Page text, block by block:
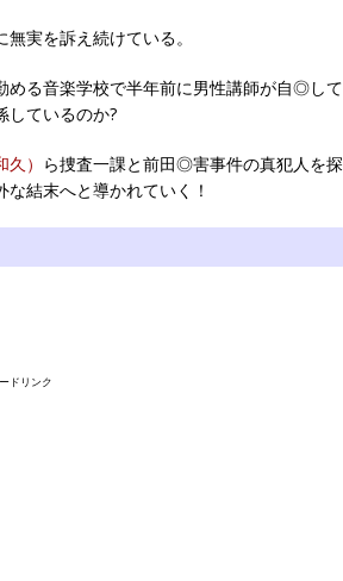
実を訴え続けている。
める音楽学校で半年前に男性講師が自◎して
しているのか?
久） ら捜査一課と前田◎害事件の真犯人を探
結末へと導かれていく！
ドリンク